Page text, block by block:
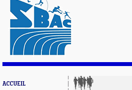
ACCUEIL